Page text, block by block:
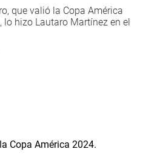
que valió la Copa América
lo hizo Lautaro Martínez en el